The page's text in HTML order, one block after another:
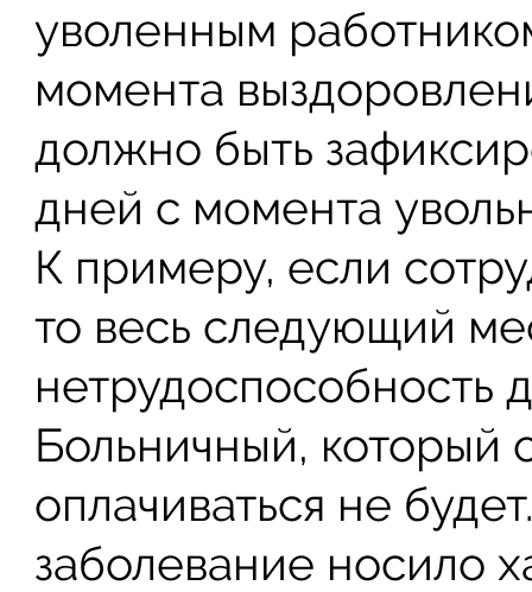
уволенным
момента
должно быть
дней с момента
К примеру, если
то весь следующий
нетрудоспособность
Больничный, который
оплачиваться не
заболевание носило